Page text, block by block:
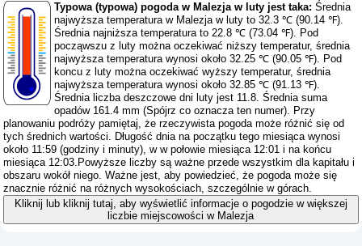
Typowa (typowa) pogoda w Malezja w luty jest taka: Średnia
najwyższa temperatura w Malezja w luty to 32.3 ℃ (90.14 ℉).
Średnia najniższa temperatura to 22.8 ℃ (73.04 ℉). Pod
począwszu z luty można oczekiwać niższy temperatur, średnia
najwyższa temperatura wynosi około 32.25 ℃ (90.05 ℉). Pod
koncu z luty można oczekiwać wyższy temperatur, średnia
najwyższa temperatura wynosi około 32.85 ℃ (91.13 ℉).
Średnia liczba deszczowe dni luty jest 11.8. Średnia suma
opadów 161.4 mm (Spójrz co oznacza ten numer). Przy
planowaniu podróży pamiętaj, że rzeczywista pogoda może różnić się od
tych średnich wartości. Długość dnia na początku tego miesiąca wynosi
około 11:59 (godziny i minuty), w w połowie miesiąca 12:01 i na końcu
miesiąca 12:03.Powyższe liczby są ważne przede wszystkim dla kapitału i
obszaru wokół niego. Ważne jest, aby powiedzieć, że pogoda może się
znacznie różnić na różnych wysokościach, szczególnie w górach.
Kliknij lub kliknij tutaj, aby wyświetlić informacje o pogodzie w większej
liczbie miejscowości w Malezja